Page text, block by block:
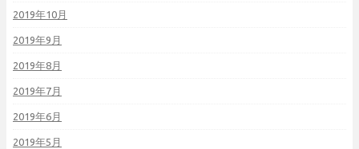
2019年10月
2019年9月
2019年8月
2019年7月
2019年6月
2019年5月